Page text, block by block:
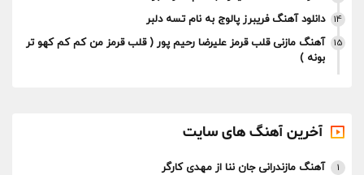
14 دانلود آهنگ فریبرز پالوج به نام تسه دلبر
15
آهنگ مازنی قلب قرمز علیرضا رحیم پور ( قلب قرمز من کم کم کهو تر
بونه )
آخرین آهنگ های سایت
1 آهنگ مازندرانی جان ننا از مهدی کارگر